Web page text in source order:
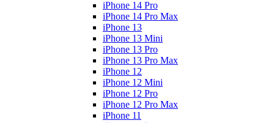
iPhone 14 Pro
iPhone 14 Pro Max
iPhone 13
iPhone 13 Mini
iPhone 13 Pro
iPhone 13 Pro Max
iPhone 12
iPhone 12 Mini
iPhone 12 Pro
iPhone 12 Pro Max
iPhone 11